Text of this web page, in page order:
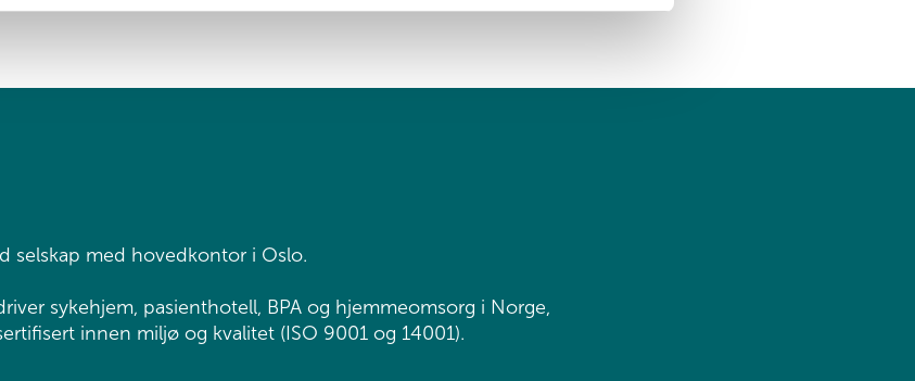
selskap med hovedkontor i Oslo.
sykehjem, pasienthotell, BPA og hjemmeomsorg i Norge,
innen miljø og kvalitet (ISO 9001 og 14001).